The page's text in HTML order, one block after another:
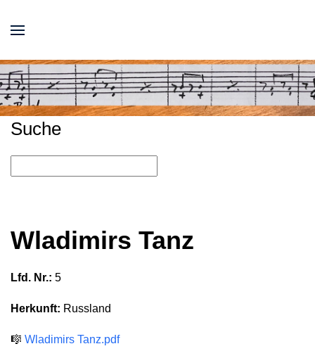
Suche
Wladimirs Tanz
Lfd. Nr.: 5
Herkunft: Russland
🎼 Wladimirs Tanz.pdf